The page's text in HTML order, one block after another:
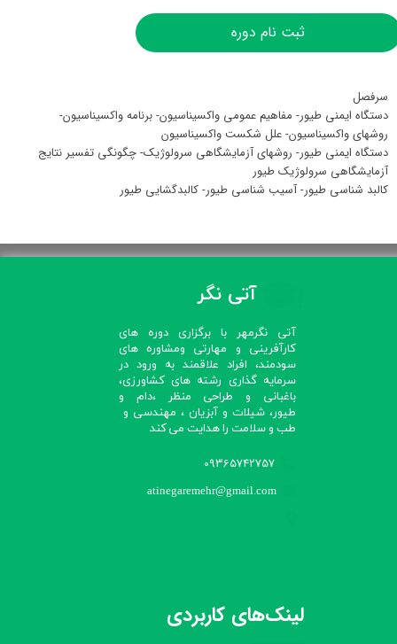
ثبت نام دوره
سرفصل
دستگاه ایمنی طیور- مفاهیم عمومی واکسیناسیون- برنامه واکسیناسیون-
روشهای واکسیناسیون- علل شکست واکسیناسیون
دستگاه ایمنی طیور- روشهای آزمایشگاهی سرولوژیک- چگونگی تفسیر نتایج
آزمایشگاهی سرولوژیک طیور
کالبد شناسی طیور- آسیب شناسی طیور- کالبدگشایی طیور
آتی نگر
آتی نگرمهر با برگزاری دوره های
کارآفرینی و مهارتی ومشاوره های
سودمند، افراد علاقمند به ورود در
سرمایه گذاری رشته های کشاورزی،
باغبانی و طراحی منظر ،دام و
طیور، شیلات و آبزیان ، مهندسی و
طب و سلامت را هدایت می کند​​​​​​​
09365742757
atinegaremehr@gmail.com
لینک‌های کاربردی